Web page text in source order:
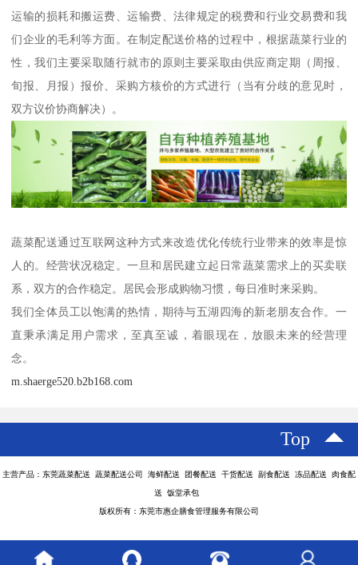
运输的损耗和搬运费、运输费、法律规定的税费和行业交易费和我
们企业的毛利等方面。在制定配送价格的过程中，根据蔬菜行业的
性，我们主要采取随行就市的原则主要采取由供应商定期（周报、
旬报、月报）报价、采购方核价的方式进行（当有分歧的意见时，
双方议价协商解决）。
蔬菜配送通过互联网这种方式来改造优化传统行业带来的效率是惊
人的。经营状况稳定。一旦和居民建立起日常蔬菜需求上的买卖联
系，双方的合作稳定。居民会形成购物习惯，每日准时来采购。
我们全体员工以饱满的热情，期待与五湖四海的新老朋友合作。一
直秉承满足用户需求，至真至诚，着眼现在，放眼未来的经营理
念。
m.shaerge520.b2b168.com
Top
主营产品：东莞蔬菜配送 蔬菜配送公司 海鲜配送 团餐配送 干货配送 副食配送 冻品配送 肉食配
送 饭堂承包
版权所有：东莞市惠企膳食管理服务有限公司